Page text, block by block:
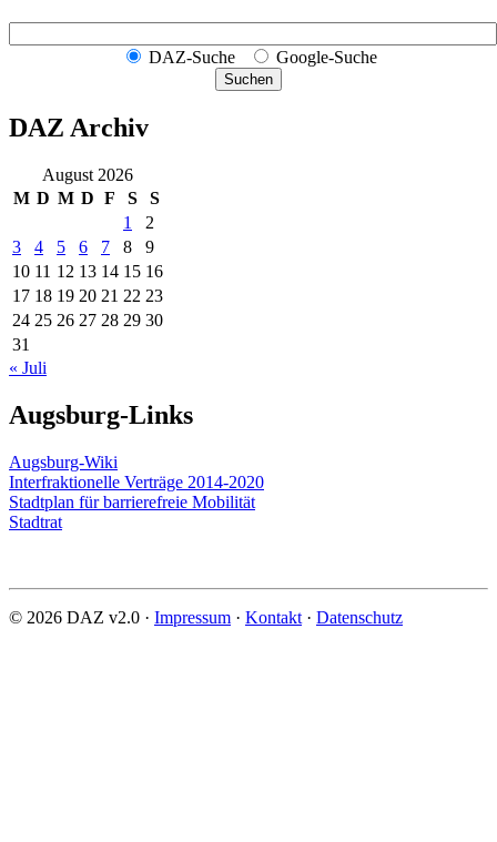
DAZ-Suche Google-Suche
Suchen
DAZ Archiv
August 2026
M D M D F S
S
1
2
3
4 5 6 7 8
9
10 11 12 13 14 15 16
17 18 19 20 21 22 23
24 25 26 27 28 29 30
31
« Juli
Augsburg-Links
Augsburg-Wiki
Interfraktionelle Verträge 2014-2020
Stadtplan für barrierefreie Mobilität
Stadtrat
© 2026 DAZ v2.0 · Impressum · Kontakt · Datenschutz